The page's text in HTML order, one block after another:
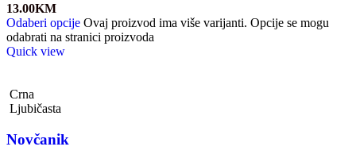
13.00KM
Odaberi opcije Ovaj proizvod ima više varijanti. Opcije se mogu
odabrati na stranici proizvoda
Quick view
Crna
Ljubičasta
Novčanik